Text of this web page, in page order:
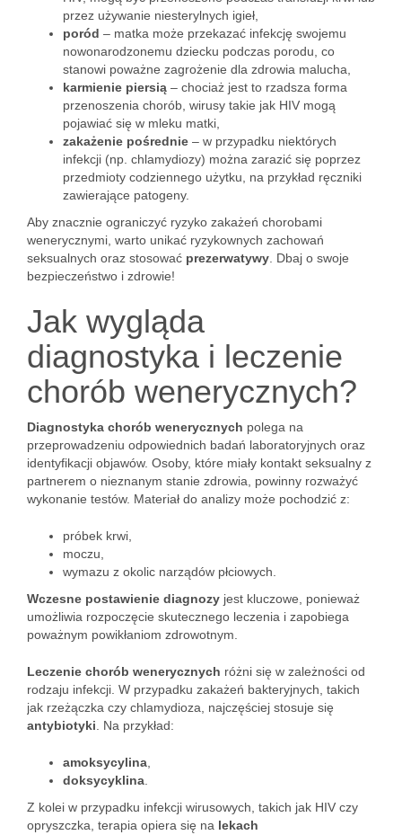
przez używanie niesterylnych igieł,
poród – matka może przekazać infekcję swojemu
nowonarodzonemu dziecku podczas porodu, co
stanowi poważne zagrożenie dla zdrowia malucha,
karmienie piersią – chociaż jest to rzadsza forma
przenoszenia chorób, wirusy takie jak HIV mogą
pojawiać się w mleku matki,
zakażenie pośrednie – w przypadku niektórych
infekcji (np. chlamydiozy) można zarazić się poprzez
przedmioty codziennego użytku, na przykład ręczniki
zawierające patogeny.
Aby znacznie ograniczyć ryzyko zakażeń chorobami
wenerycznymi, warto unikać ryzykownych zachowań
seksualnych oraz stosować prezerwatywy . Dbaj o swoje
bezpieczeństwo i zdrowie!
Jak wygląda
diagnostyka i leczenie
chorób wenerycznych?
Diagnostyka chorób wenerycznych polega na
przeprowadzeniu odpowiednich badań laboratoryjnych oraz
identyfikacji objawów. Osoby, które miały kontakt seksualny z
partnerem o nieznanym stanie zdrowia, powinny rozważyć
wykonanie testów. Materiał do analizy może pochodzić z:
próbek krwi,
moczu,
wymazu z okolic narządów płciowych.
Wczesne postawienie diagnozy jest kluczowe, ponieważ
umożliwia rozpoczęcie skutecznego leczenia i zapobiega
poważnym powikłaniom zdrowotnym.
Leczenie chorób wenerycznych różni się w zależności od
rodzaju infekcji. W przypadku zakażeń bakteryjnych, takich
jak rzeżączka czy chlamydioza, najczęściej stosuje się
antybiotyki . Na przykład:
amoksycylina
doksycyklina
Z kolei w przypadku infekcji wirusowych, takich jak HIV czy
opryszczka, terapia opiera się na lekach